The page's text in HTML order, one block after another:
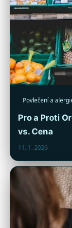
Povlečení a
Pro a Proti
vs. Cena
11. 1. 2026